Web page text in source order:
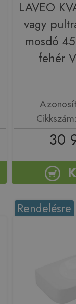
LAVEO
vagy
mosdó
fehér
30
Rendelésre